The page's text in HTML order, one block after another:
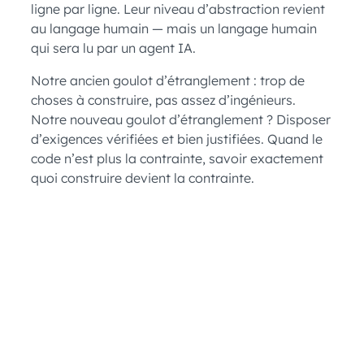
ligne par ligne. Leur niveau d’abstraction revient
au langage humain — mais un langage humain
qui sera lu par un agent IA.
Notre ancien goulot d’étranglement : trop de
choses à construire, pas assez d’ingénieurs.
Notre nouveau goulot d’étranglement ? Disposer
d’exigences vérifiées et bien justifiées. Quand le
code n’est plus la contrainte, savoir exactement
quoi construire devient la contrainte.